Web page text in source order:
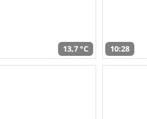
13,7 °C 10:28